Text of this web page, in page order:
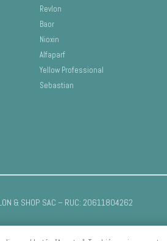
Revlon
Baor
Nioxin
Alfaparf
Yellow Professional
Sebastian
& SHOP SAC – RUC: 20611804262